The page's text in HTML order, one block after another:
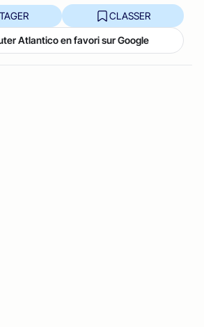
CLASSER
Atlantico en favori sur Google